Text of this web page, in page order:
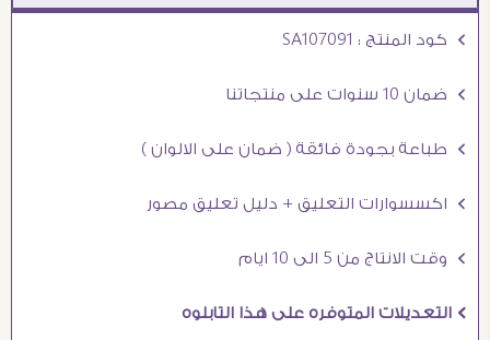
Ö كود المنتج : SA107091
Ö ضمان 10 سنوات على منتجاتنا
Ö طباعة بجودة فائقة ( ضمان على الالوان )
Ö اكسسوارات التعليق + دليل تعليق مصور
Ö وقت الانتاج من 5 الى 10 ايام
Ö التعديلات المتوفره على هذا التابلوه